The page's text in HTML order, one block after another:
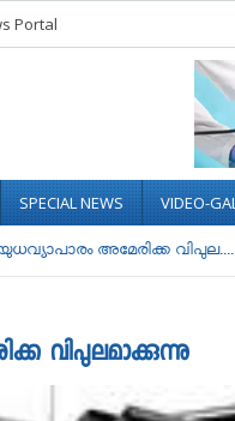
Portal
SPECIAL NEWS VIDEO-
അമേരിക്ക വിപുല....
വിപുലമാക്കുന്നു